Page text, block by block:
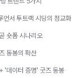
언서 투트랙 시딩의 정교화
숏폼 시나리오
동봉의 확산
'데이터 증명' 굿즈 동봉